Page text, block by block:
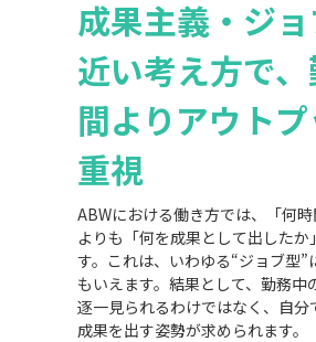
成果主義・ジ
近い考え方で
間よりアウト
重視
ABWにおける働き方では、「何時
よりも「何を成果として出したか
す。これは、いわゆる“ジョブ型”
もいえます。結果として、勤務中
逐一見られるわけではなく、自分
成果を出す姿勢が求められます。